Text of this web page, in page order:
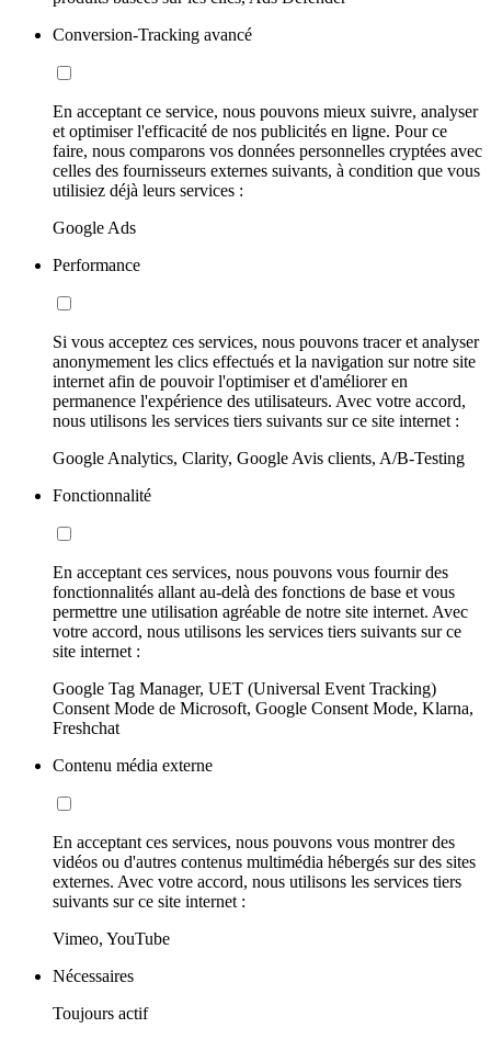
Conversion-Tracking avancé
En acceptant ce service, nous pouvons mieux suivre, analyser
et optimiser l'efficacité de nos publicités en ligne. Pour ce
faire, nous comparons vos données personnelles cryptées avec
celles des fournisseurs externes suivants, à condition que vous
utilisiez déjà leurs services :
Google Ads
Performance
Si vous acceptez ces services, nous pouvons tracer et analyser
anonymement les clics effectués et la navigation sur notre site
internet afin de pouvoir l'optimiser et d'améliorer en
permanence l'expérience des utilisateurs. Avec votre accord,
nous utilisons les services tiers suivants sur ce site internet :
Google Analytics, Clarity, Google Avis clients, A/B-Testing
Fonctionnalité
En acceptant ces services, nous pouvons vous fournir des
fonctionnalités allant au-delà des fonctions de base et vous
permettre une utilisation agréable de notre site internet. Avec
votre accord, nous utilisons les services tiers suivants sur ce
site internet :
Google Tag Manager, UET (Universal Event Tracking)
Consent Mode de Microsoft, Google Consent Mode, Klarna,
Freshchat
Contenu média externe
En acceptant ces services, nous pouvons vous montrer des
vidéos ou d'autres contenus multimédia hébergés sur des sites
externes. Avec votre accord, nous utilisons les services tiers
suivants sur ce site internet :
Vimeo, YouTube
Nécessaires
Toujours actif